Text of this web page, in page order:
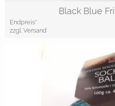
Black Blue
Endpreis*
zzgl. Versand